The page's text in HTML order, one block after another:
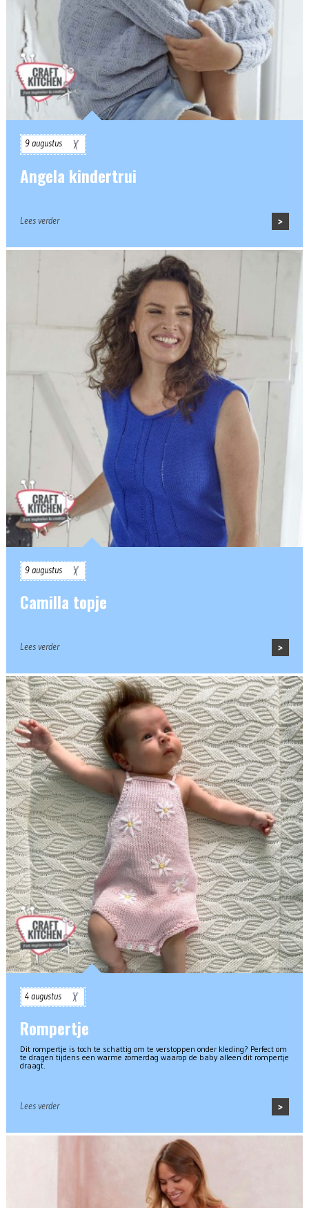
9 augustus
Angela kindertrui
Lees verder
9 augustus
Camilla topje
Lees verder
4 augustus
Rompertje
Dit rompertje is toch te schattig om te verstoppen onder kleding? Perfect om
te dragen tijdens een warme zomerdag waarop de baby alleen dit rompertje
draagt.
Lees verder